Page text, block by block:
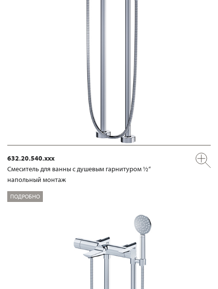
632.20.540.xxx
Смеситель для ванны с душевым гарнитуром ½“
напольный монтаж
ПОДРОБНО